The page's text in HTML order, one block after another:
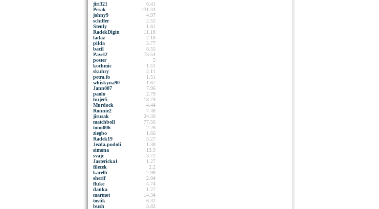
jiri321
6.41
Perak
231.34
johny9
4.97
schiffer
2.52
Stenly
1.61
RadekDigin
11.18
ladaz
2.18
pilda
3.77
bacil
8.55
Pavel2
73.54
poster
5
kochmic
1.51
skuhry
2.11
petra.fo
1.51
whiskyna90
1.67
Jann007
7.96
paolo
2.79
hujer5
18.79
Murdock
4.44
Ronnie2
7.48
jirusak
24.39
matchboll
77.56
tomi006
2.28
ziegbo
1.66
Radek19
5.27
Jezda.podoli
1.38
simona
13.9
svajc
3.72
Jastericka1
1.27
filecek
2.2
karelb
2.98
sherif
2.04
fluke
4.74
danka
1.27
marmot
14.34
tostik
6.32
bush
3.82